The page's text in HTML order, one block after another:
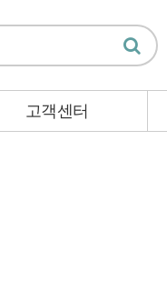
고객센터